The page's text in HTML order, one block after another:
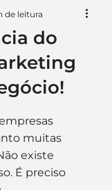
do
de leitura
muitas
existe
É preciso